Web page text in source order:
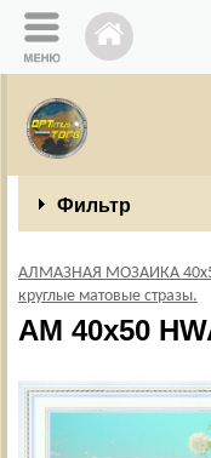
Фильтр
АЛМАЗНАЯ МОЗАИКА
круглые матовые стразы.
AM 40х50